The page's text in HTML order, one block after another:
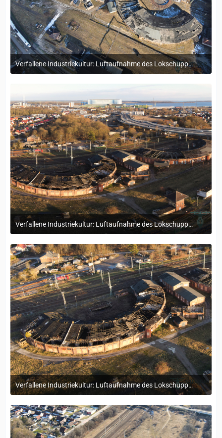
Verfallene Industriekultur: Luftaufnahme des Lokschuppens Stralsund
25. Juli 2025 um 11:50
Verfallene Industriekultur: Luftaufnahme des Lokschuppens Stralsund
25. Juli 2025 um 11:50
Verfallene Industriekultur: Luftaufnahme des Lokschuppens Stralsund
25. Juli 2025 um 11:50